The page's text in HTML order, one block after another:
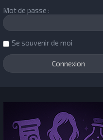
Mot de passe :
Se souvenir de moi